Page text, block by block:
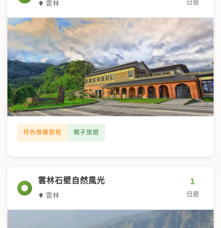
雲林 日遊
特色推薦遊程 親子旅遊
雲林石壁自然風光
雲林
1
日遊